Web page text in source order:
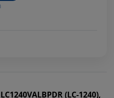
(LC-1240),